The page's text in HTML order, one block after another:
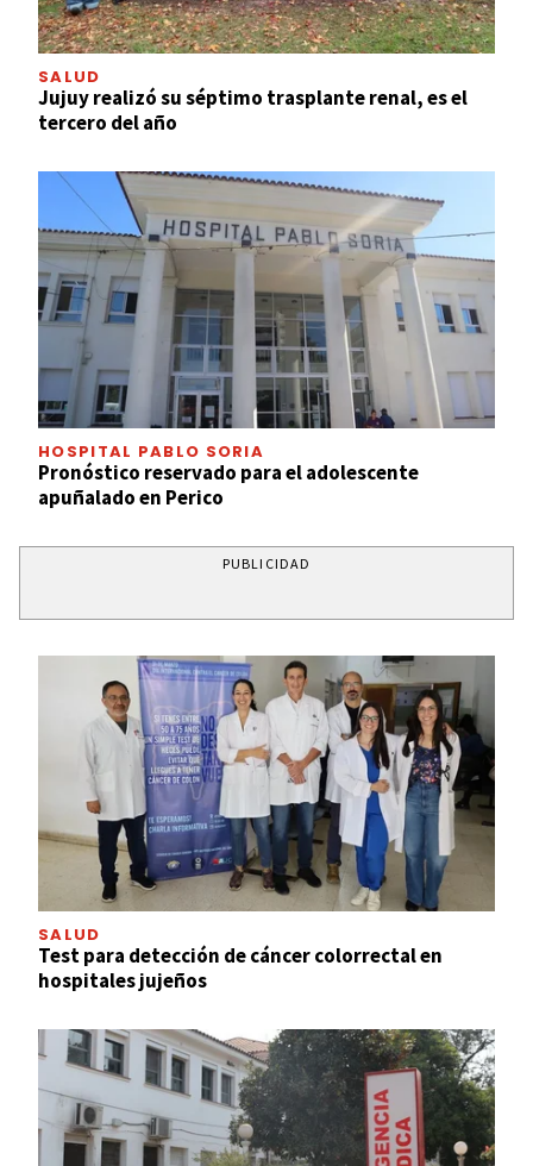
SALUD
Jujuy realizó su séptimo trasplante renal, es el
tercero del año
HOSPITAL PABLO SORIA
Pronóstico reservado para el adolescente
apuñalado en Perico
PUBLICIDAD
SALUD
Test para detección de cáncer colorrectal en
hospitales jujeños